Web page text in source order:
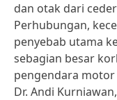
dan otak dari
Perhubungan,
penyebab utama
sebagian besar
pengendara
Dr. Andi